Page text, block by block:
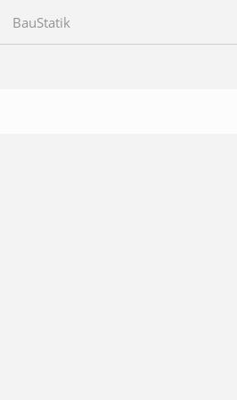
BauStatik